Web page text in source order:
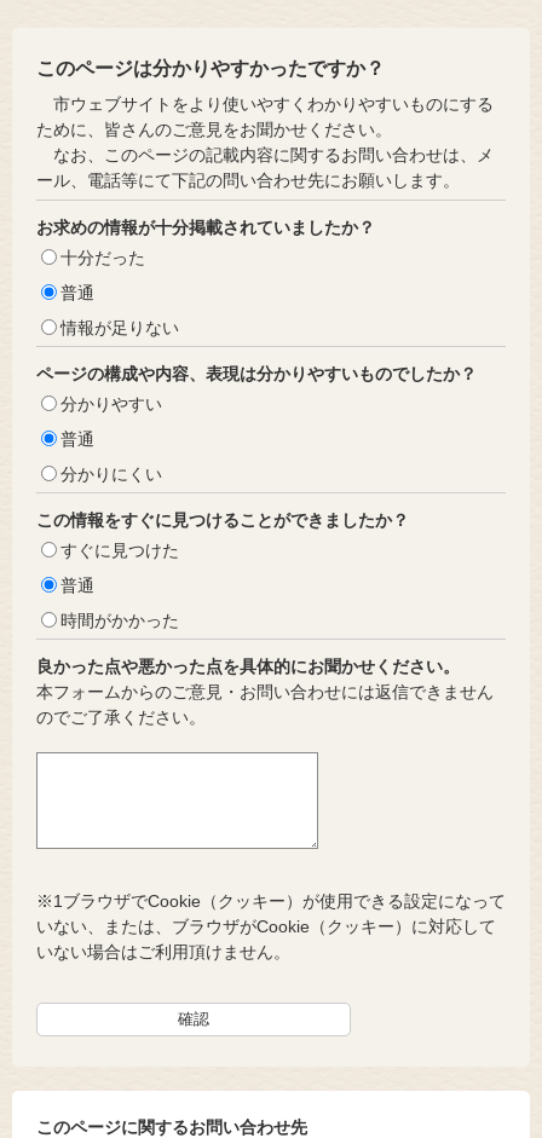
このページは分かりやすかったですか？
市ウェブサイトをより使いやすくわかりやすいものにする
ために、皆さんのご意見をお聞かせください。
なお、このページの記載内容に関するお問い合わせは、メ
ール、電話等にて下記の問い合わせ先にお願いします。
お求めの情報が十分掲載されていましたか？
十分だった
普通
情報が足りない
ページの構成や内容、表現は分かりやすいものでしたか？
分かりやすい
普通
分かりにくい
この情報をすぐに見つけることができましたか？
すぐに見つけた
普通
時間がかかった
良かった点や悪かった点を具体的にお聞かせください。
本フォームからのご意見・お問い合わせには返信できません
のでご了承ください。
※1ブラウザでCookie（クッキー）が使用できる設定になって
いない、または、ブラウザがCookie（クッキー）に対応して
いない場合はご利用頂けません。
このページに関するお問い合わせ先